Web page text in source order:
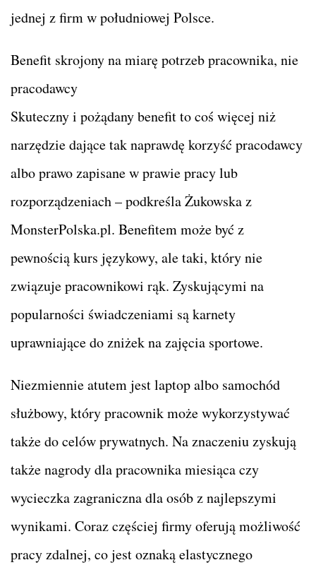
jednej z firm w południowej Polsce.
Benefit skrojony na miarę potrzeb pracownika, nie
pracodawcy
Skuteczny i pożądany benefit to coś więcej niż
narzędzie dające tak naprawdę korzyść pracodawcy
albo prawo zapisane w prawie pracy lub
rozporządzeniach – podkreśla Żukowska z
MonsterPolska.pl. Benefitem może być z
pewnością kurs językowy, ale taki, który nie
związuje pracownikowi rąk. Zyskującymi na
popularności świadczeniami są karnety
uprawniające do zniżek na zajęcia sportowe.
Niezmiennie atutem jest laptop albo samochód
służbowy, który pracownik może wykorzystywać
także do celów prywatnych. Na znaczeniu zyskują
także nagrody dla pracownika miesiąca czy
wycieczka zagraniczna dla osób z najlepszymi
wynikami. Coraz częściej firmy oferują możliwość
pracy zdalnej, co jest oznaką elastycznego